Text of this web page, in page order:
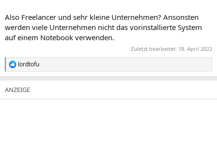
Also Freelancer und sehr kleine Unternehmen? Ansonsten
werden viele Unternehmen nicht das vorinstallierte System
auf einem Notebook verwenden.
Zuletzt bearbeitet: 18. April 2022
R
e
a
k
t
lordtofu